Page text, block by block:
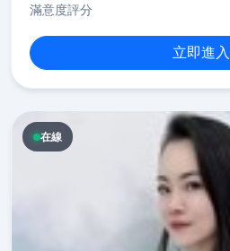
滿意度評分
立即進入
在線